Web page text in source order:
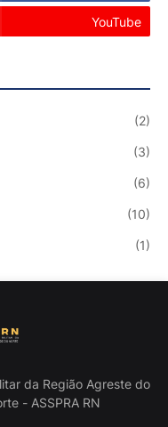
YouTube
(2)
(3)
(6)
(10)
(1)
da Região Agreste do
- ASSPRA RN